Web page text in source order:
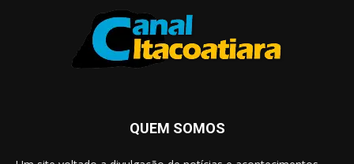
QUEM SOMOS